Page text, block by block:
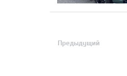
Предыдущий